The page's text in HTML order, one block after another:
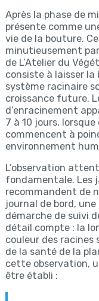
Après la phase de
présente comme
vie de la bouture.
minutieusement
de L’Atelier du
consiste à laisser la
système racinaire
croissance future.
d’enracinement
7 à 10 jours,
commencent à
environnement
L’observation
fondamentale. Les
recommandent de
journal de bord,
démarche de suivi
détail compte : la
couleur des
de la santé de la
cette observation,
être établi :